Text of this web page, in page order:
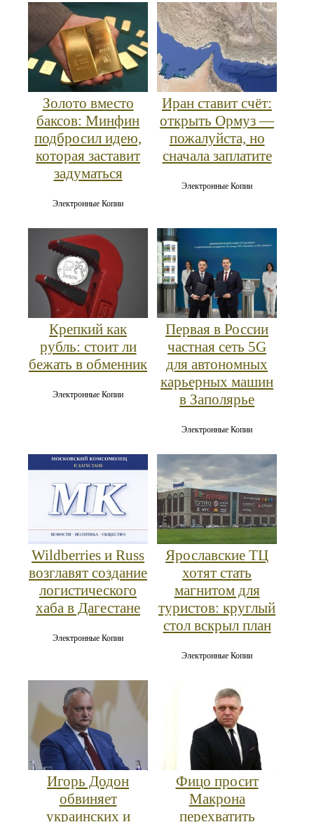
Золото вместо
баксов: Минфин
подбросил идею,
которая заставит
задуматься
Электронные Копии
Иран ставит счёт:
открыть Ормуз —
пожалуйста, но
сначала заплатите
Электронные Копии
Крепкий как
рубль: стоит ли
бежать в обменник
Электронные Копии
Первая в России
частная сеть 5G
для автономных
карьерных машин
в Заполярье
Электронные Копии
Wildberries и Russ
возглавят создание
логистического
хаба в Дагестане
Электронные Копии
Ярославские ТЦ
хотят стать
магнитом для
туристов: круглый
стол вскрыл план
Электронные Копии
Игорь Додон
обвиняет
украинских и
Фицо просит
Макрона
перехватить